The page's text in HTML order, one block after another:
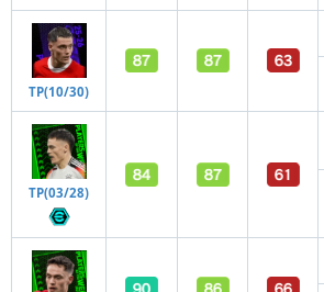
TP(10/30)
TP(03/28)